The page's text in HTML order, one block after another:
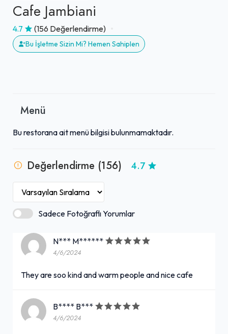
Cafe Jambiani
4.7 (156 Değerlendirme)
Bu İşletme Sizin Mi? Hemen Sahiplen
Menü
Bu restorana ait menü bilgisi bulunmamaktadır.
Değerlendirme (156) 4.7
Sadece Fotoğraflı Yorumlar
N*** M******
4/6/2024
They are soo kind and warm people and nice cafe
B**** B***
4/6/2024